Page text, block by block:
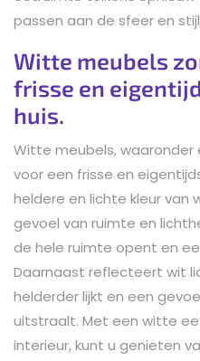
passen aan de sfeer en
Witte meubels
frisse en
huis.
Witte meubels,
voor een frisse en
heldere en lichte kleur
gevoel van ruimte en
de hele ruimte opent en
Daarnaast reflecteert wit
helderder lijkt en een
uitstraalt. Met een witte
interieur, kunt u genieten